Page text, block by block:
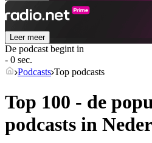
Leer meer
De podcast begint in
- 0 sec.
Podcasts Top podcasts
Top 100 - de
podcasts in